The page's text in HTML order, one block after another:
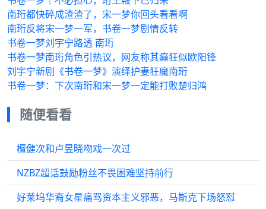
南珩都快碎成渣渣了，宋一梦你回头看看啊
南珩反将宋一梦一军，书卷一梦剧情反转
书卷一梦刘宇宁路透 南珩
书卷一梦南珩角色引热议，网友称其癫狂似欧阳锋
刘宇宁新剧《书卷一梦》演绎护妻狂魔南珩
书卷一梦：下次南珩和宋一梦一定能打败楚归鸿
随便看看
檀健次和卢昱晓吻戏一次过
NZBZ超话鼓励粉丝不畏困难坚持前行
好莱坞华裔女星痛骂资本主义邪恶，马斯克下场怒怼